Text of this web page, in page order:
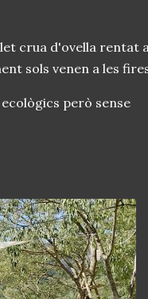
crua d'ovella rentat
sols venen a les
però sense